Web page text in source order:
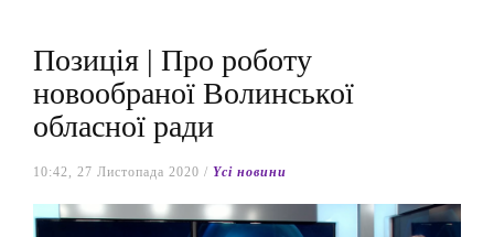
Позиція | Про роботу
новообраної Волинської
обласної ради
10:42, 27 Листопада 2020 / Yсі новини